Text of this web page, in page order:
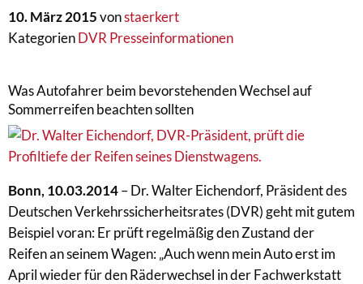
10. März 2015vonstaerkert
KategorienDVR Presseinformationen
Was Autofahrer beim bevorstehenden Wechsel auf
Sommerreifen beachten sollten
Bonn, 10.03.2014– Dr. Walter Eichendorf, Präsident des
Deutschen Verkehrssicherheitsrates (DVR) geht mit gutem
Beispiel voran: Er prüft regelmäßig den Zustand der
Reifen an seinem Wagen: „Auch wenn mein Auto erst im
April wieder für den Räderwechsel in der Fachwerkstatt